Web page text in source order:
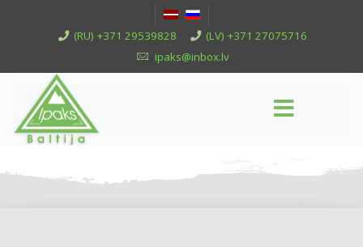
(RU) +371 29539828
(LV) +371 27075716
ipaks@inbox.lv